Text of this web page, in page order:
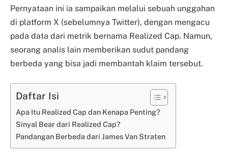
Pernyataan ini ia sampaikan melalui sebuah unggahan
di platform X (sebelumnya Twitter), dengan mengacu
pada data dari metrik bernama Realized Cap. Namun,
seorang analis lain memberikan sudut pandang
berbeda yang bisa jadi membantah klaim tersebut.
Daftar Isi
Apa Itu Realized Cap dan Kenapa Penting?
Sinyal Bear dari Realized Cap?
Pandangan Berbeda dari James Van Straten